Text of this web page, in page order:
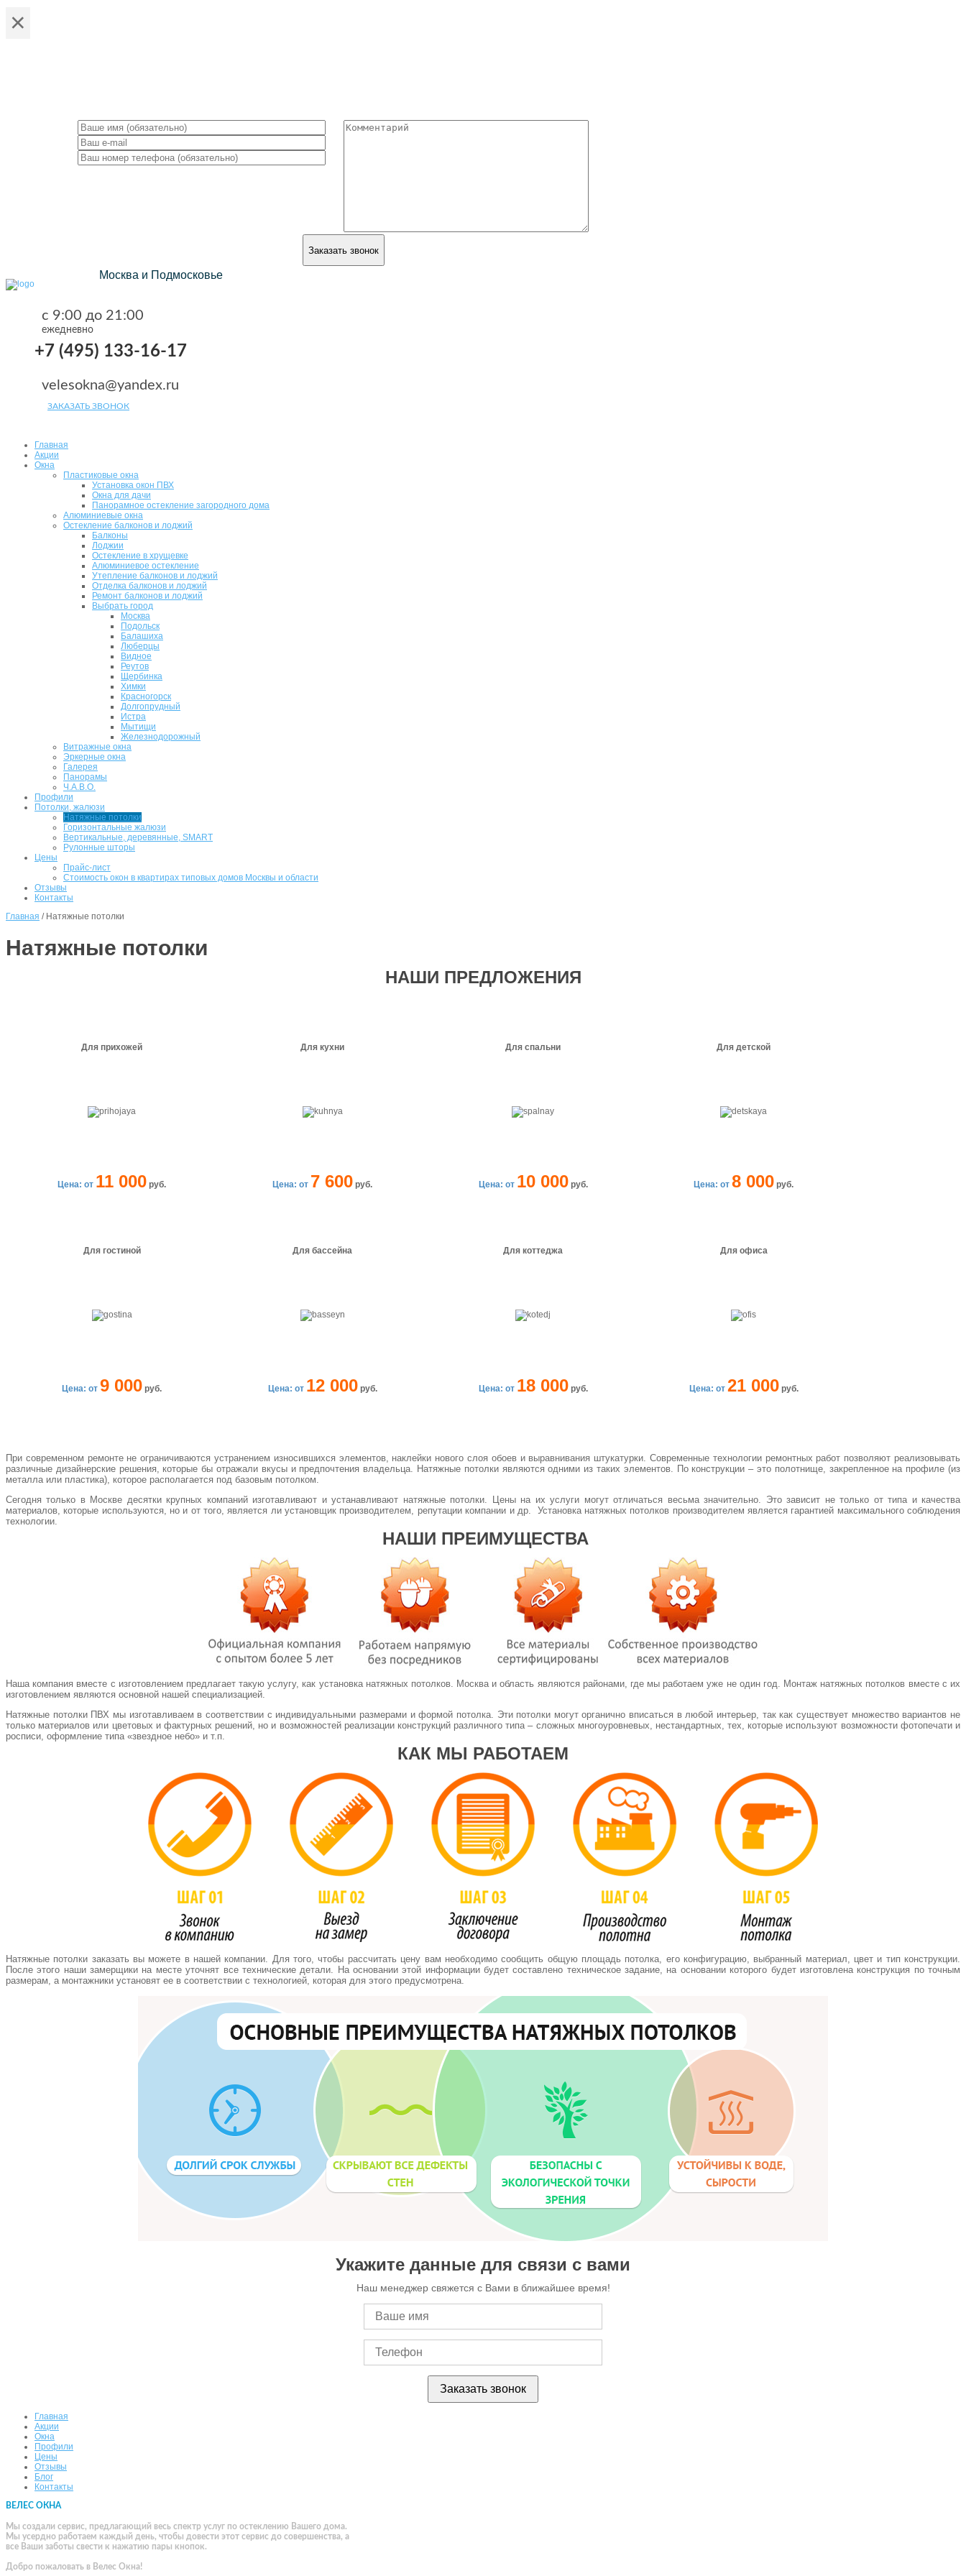
×
Заказать звонок
Москва и Подмосковье
с 9:00 до 21:00
ежедневно
+7 (495) 133-16-17
velesokna@yandex.ru
ЗАКАЗАТЬ ЗВОНОК
Главная
Акции
Окна
Пластиковые окна
Установка окон ПВХ
Окна для дачи
Панорамное остекление загородного дома
Алюминиевые окна
Остекление балконов и лоджий
Балконы
Лоджии
Остекление в хрущевке
Алюминиевое остекление
Утепление балконов и лоджий
Отделка балконов и лоджий
Ремонт балконов и лоджий
Выбрать город
Москва
Подольск
Балашиха
Люберцы
Видное
Реутов
Щербинка
Химки
Красногорск
Долгопрудный
Истра
Мытищи
Железнодорожный
Витражные окна
Эркерные окна
Галерея
Панорамы
Ч.А.В.О.
Профили
Потолки, жалюзи
Натяжные потолки
Горизонтальные жалюзи
Вертикальные, деревянные, SMART
Рулонные шторы
Цены
Прайс-лист
Стоимость окон в квартирах типовых домов Москвы и области
Отзывы
Контакты
Главная / Натяжные потолки
Натяжные потолки
НАШИ ПРЕДЛОЖЕНИЯ
Для прихожей Для кухни Для спальни Для детской
Цена: от 11 000 руб. Цена: от 7 600 руб. Цена: от 10 000руб. Цена: от 8 000 руб.
Для гостиной Для бассейна Для коттеджа Для офиса
Цена: от 9 000 руб. Цена: от 12 000руб. Цена: от 18 000руб. Цена: от 21 000руб.
При современном ремонте не ограничиваются устранением износившихся элементов, наклейки нового слоя обоев и выравнивания штукатурки. Современные технологии ремонтных работ позволяют реализовывать
различные дизайнерские решения, которые бы отражали вкусы и предпочтения владельца. Натяжные потолки являются одними из таких элементов. По конструкции – это полотнище, закрепленное на профиле (из
металла или пластика), которое располагается под базовым потолком.
Сегодня только в Москве десятки крупных компаний изготавливают и устанавливают натяжные потолки. Цены на их услуги могут отличаться весьма значительно. Это зависит не только от типа и качества
материалов, которые используются, но и от того, является ли установщик производителем, репутации компании и др. Установка натяжных потолков производителем является гарантией максимального соблюдения
технологии.
НАШИ ПРЕИМУЩЕСТВА
Наша компания вместе с изготовлением предлагает такую услугу, как установка натяжных потолков. Москва и область являются районами, где мы работаем уже не один год. Монтаж натяжных потолков вместе с их
изготовлением являются основной нашей специализацией.
Натяжные потолки ПВХ мы изготавливаем в соответствии с индивидуальными размерами и формой потолка. Эти потолки могут органично вписаться в любой интерьер, так как существует множество вариантов не
только материалов или цветовых и фактурных решений, но и возможностей реализации конструкций различного типа – сложных многоуровневых, нестандартных, тех, которые используют возможности фотопечати и
росписи, оформление типа «звездное небо» и т.п.
КАК МЫ РАБОТАЕМ
Натяжные потолки заказать вы можете в нашей компании. Для того, чтобы рассчитать цену вам необходимо сообщить общую площадь потолка, его конфигурацию, выбранный материал, цвет и тип конструкции.
После этого наши замерщики на месте уточнят все технические детали. На основании этой информации будет составлено техническое задание, на основании которого будет изготовлена конструкция по точным
размерам, а монтажники установят ее в соответствии с технологией, которая для этого предусмотрена.
Укажите данные для связи с вами
Наш менеджер свяжется с Вами в ближайшее время!
Главная
Акции
Окна
Профили
Цены
Отзывы
Блог
Контакты
ВЕЛЕС ОКНА
Мы создали сервис, предлагающий весь спектр услуг по остеклению Вашего дома.
Мы усердно работаем каждый день, чтобы довести этот сервис до совершенства, а
все Ваши заботы свести к нажатию пары кнопок.
Добро пожаловать в Велес Окна!